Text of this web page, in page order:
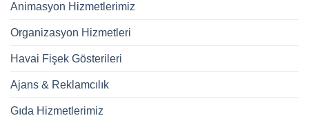
Animasyon Hizmetlerimiz
Organizasyon Hizmetleri
Havai Fişek Gösterileri
Ajans & Reklamcılık
Gıda Hizmetlerimiz